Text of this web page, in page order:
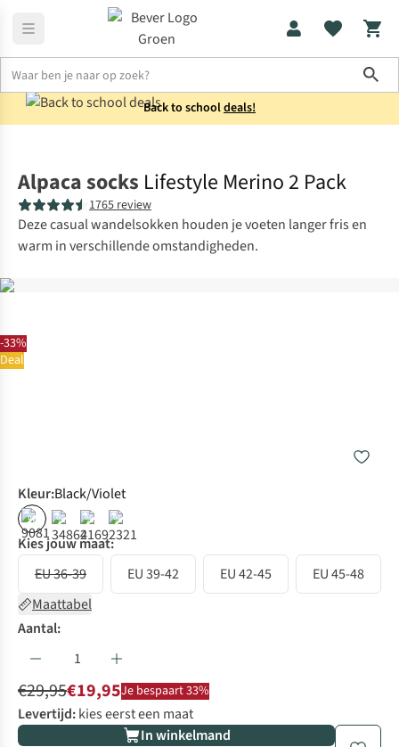
Back to schooldeals!
-33%
Deal
Alpaca socks Lifestyle Merino 2 Pack
1765 review
Deze casual wandelsokken houden je voeten langer fris en
warm in verschillende omstandigheden.
Kleur:Black/Violet
% % % %
Kies jouw maat:
EU 36-39
EU 39-42 EU 42-45
EU 45-48
Maattabel
Aantal:
€29,95€19,95Je bespaart 33%
Levertijd:kies eerst een maat
In winkelmand